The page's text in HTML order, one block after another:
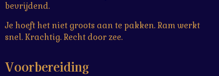
bevrijdend.
Je hoeft het niet groots aan te pakken. Ram werkt
snel. Krachtig. Recht door zee.
Voorbereiding